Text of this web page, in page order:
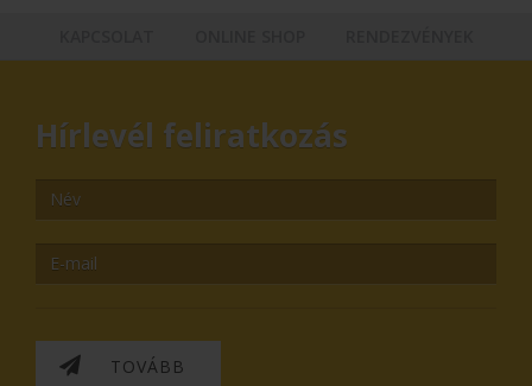
Hírlevél feliratkozás
TOVÁBB